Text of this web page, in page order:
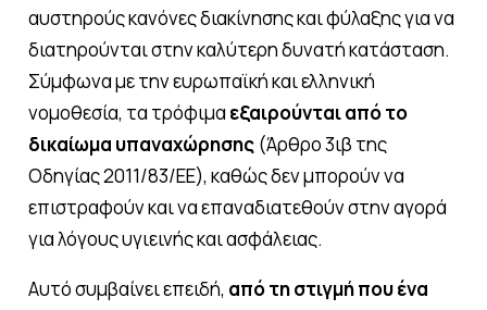
αυστηρούς κανόνες διακίνησης και φύλαξης για να
διατηρούνται στην καλύτερη δυνατή κατάσταση.
Σύμφωνα με την ευρωπαϊκή και ελληνική
νομοθεσία, τα τρόφιμα εξαιρούνται από το
δικαίωμα υπαναχώρησης(Άρθρο 3ιβ της
Οδηγίας 2011/83/ΕΕ), καθώς δεν μπορούν να
επιστραφούν και να επαναδιατεθούν στην αγορά
για λόγους υγιεινής και ασφάλειας.
Αυτό συμβαίνει επειδή, από τη στιγμή που ένα